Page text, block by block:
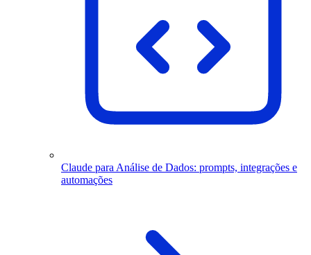
Claude para Análise de Dados: prompts, integrações e
automações